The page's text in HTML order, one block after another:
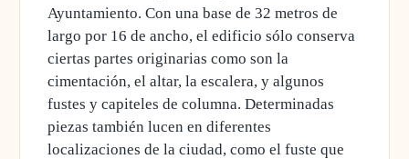
Ayuntamiento. Con una base de 32 metros de
largo por 16 de ancho, el edificio sólo conserva
ciertas partes originarias como son la
cimentación, el altar, la escalera, y algunos
fustes y capiteles de columna. Determinadas
piezas también lucen en diferentes
localizaciones de la ciudad, como el fuste que